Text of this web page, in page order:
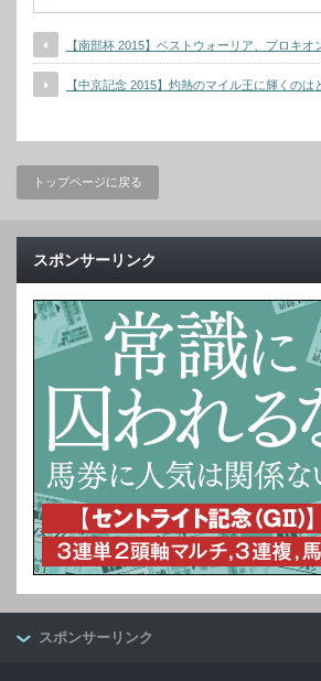
【南部杯 2015】ベストウォーリア、プロキオ
【中京記念 2015】灼熱のマイル王に輝くのは
トップページに戻る
スポンサーリンク
スポンサーリンク